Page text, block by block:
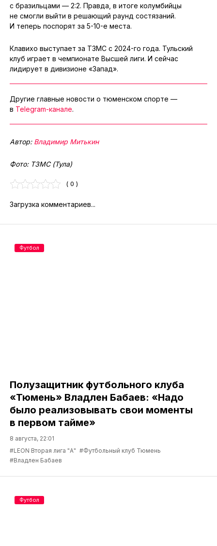
с бразильцами — 2:2. Правда, в итоге колумбийцы
не смогли выйти в решающий раунд состязаний.
И теперь поспорят за 5-10-е места.
Клавихо выступает за ТЗМС с 2024-го года. Тульский
клуб играет в чемпионате Высшей лиги. И сейчас
лидирует в дивизионе «Запад».
Другие главные новости о тюменском спорте —
в Telegram-канале.
Автор: Владимир Митькин
Фото: ТЗМС (Тула)
( 0 )
Загрузка комментариев...
Полузащитник футбольного клуба
«Тюмень» Владлен Бабаев: «Надо
было реализовывать свои моменты
в первом тайме»
8 августа, 22:01
#LEON Вторая лига "А" #Футбольный клуб Тюмень
#Владлен Бабаев
Футбол
Футбол